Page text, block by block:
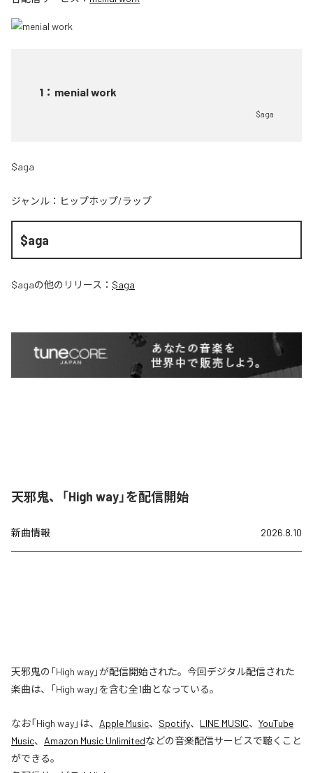
1 ： menial work
$aga
$aga
ジャンル： ヒップホップ/ラップ
$aga
$agaの他のリリース： $aga
天邪鬼、「High way」を配信開始
新曲情報 2026.8.10
天邪鬼の「High way」が配信開始された。今回デジタル配信された
楽曲は、「High way」を含む全1曲となっている。
なお「High way」は、 Apple Music、 Spotify、 LINE MUSIC、 YouTube
Music、 Amazon Music Unlimitedなどの音楽配信サービスで聴くこと
ができる。